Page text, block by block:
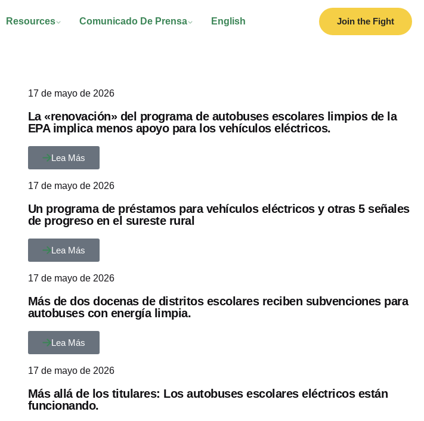
Resources Comunicado De Prensa English Join the Fight
17 de mayo de 2026
La «renovación» del programa de autobuses escolares limpios de la
EPA implica menos apoyo para los vehículos eléctricos.
Lea Más
17 de mayo de 2026
Un programa de préstamos para vehículos eléctricos y otras 5 señales
de progreso en el sureste rural
Lea Más
17 de mayo de 2026
Más de dos docenas de distritos escolares reciben subvenciones para
autobuses con energía limpia.
Lea Más
17 de mayo de 2026
Más allá de los titulares: Los autobuses escolares eléctricos están
funcionando.